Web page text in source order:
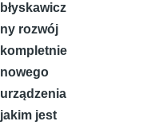
błyskawicz
ny rozwój
kompletnie
nowego
urządzenia
jakim jest